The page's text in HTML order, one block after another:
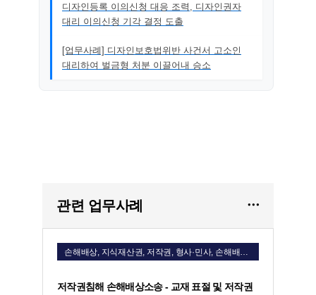
디자인등록 이의신청 대응 조력, 디자인권자
대리 이의신청 기각 결정 도출
[업무사례] 디자인보호법위반 사건서 고소인
대리하여 벌금형 처분 이끌어내 승소
관련 업무사례
저작권침해 손해배상소송 - 교재 표절 및 저작권